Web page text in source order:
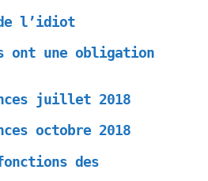
l’idiot
ont une obligation
juillet 2018
octobre 2018
des